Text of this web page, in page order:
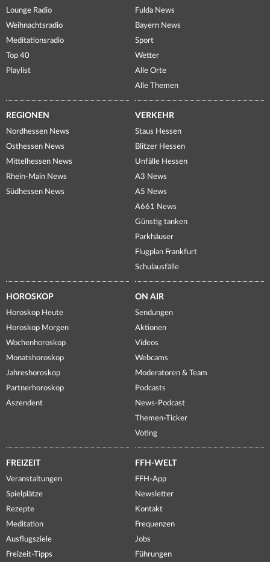
Lounge Radio
Weihnachtsradio
Meditationsradio
Top 40
Playlist
Fulda News
Bayern News
Sport
Wetter
Alle Orte
Alle Themen
REGIONEN
Nordhessen News
Osthessen News
Mittelhessen News
Rhein-Main News
Südhessen News
VERKEHR
Staus Hessen
Blitzer Hessen
Unfälle Hessen
A3 News
A5 News
A661 News
Günstig tanken
Parkhäuser
Flugplan Frankfurt
Schulausfälle
HOROSKOP
Horoskop Heute
Horoskop Morgen
Wochenhoroskop
Monatshoroskop
Jahreshoroskop
Partnerhoroskop
Aszendent
ON AIR
Sendungen
Aktionen
Videos
Webcams
Moderatoren & Team
Podcasts
News-Podcast
Themen-Ticker
Voting
FREIZEIT
Veranstaltungen
Spielplätze
Rezepte
Meditation
Ausflugsziele
Freizeit-Tipps
FFH-WELT
FFH-App
Newsletter
Kontakt
Frequenzen
Jobs
Führungen